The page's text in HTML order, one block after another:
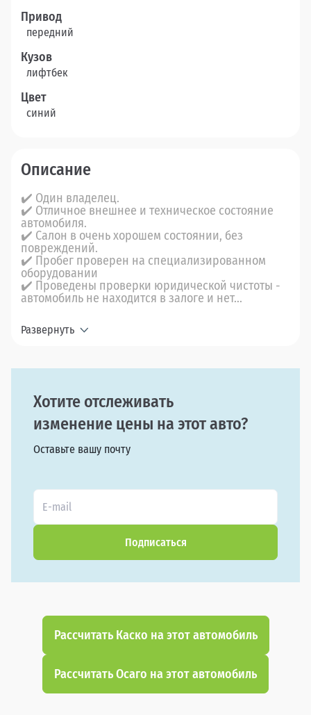
Привод
передний
Кузов
лифтбек
Цвет
синий
Описание
✔️ Один владелец.
✔️ Отличное внешнее и техническое состояние
автомобиля.
✔️ Салон в очень хорошем состоянии, без
повреждений.
✔️ Пробег проверен на специализированном
оборудовании
✔️ Проведены проверки юридической чистоты -
автомобиль не находится в залоге и нет...
Развернуть
Хотите отслеживать
изменение цены на этот авто?
Оставьте вашу почту
Подписаться
Рассчитать Каско на этот автомобиль
Рассчитать Осаго на этот автомобиль